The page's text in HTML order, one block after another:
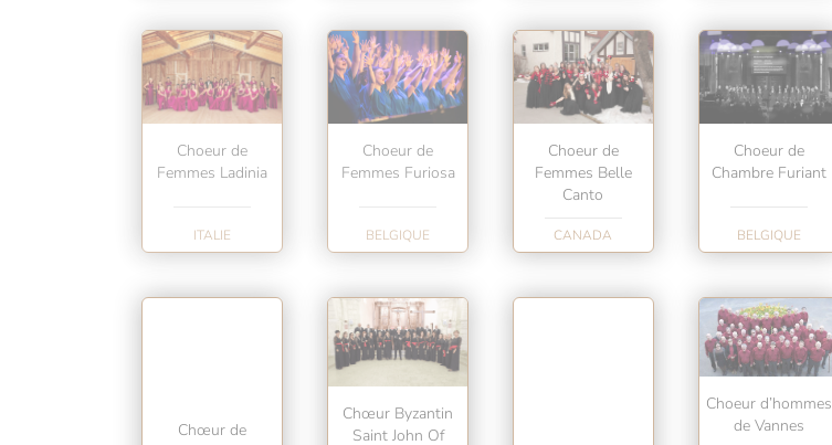
Choeur de
Femmes Ladinia
ITALIE
Choeur de
Femmes Furiosa
BELGIQUE
Choeur de
Femmes Belle
Canto
CANADA
Choeur de
Chambre Furiant
BELGIQUE
Chœur de
Chœur Byzantin
Saint John Of
Choeur d’hommes
de Vannes